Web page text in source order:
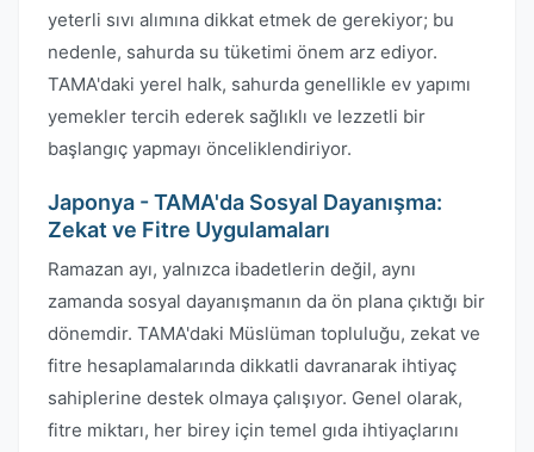
yeterli sıvı alımına dikkat etmek de gerekiyor; bu
nedenle, sahurda su tüketimi önem arz ediyor.
TAMA'daki yerel halk, sahurda genellikle ev yapımı
yemekler tercih ederek sağlıklı ve lezzetli bir
başlangıç yapmayı önceliklendiriyor.
Japonya - TAMA'da Sosyal Dayanışma:
Zekat ve Fitre Uygulamaları
Ramazan ayı, yalnızca ibadetlerin değil, aynı
zamanda sosyal dayanışmanın da ön plana çıktığı bir
dönemdir. TAMA'daki Müslüman topluluğu, zekat ve
fitre hesaplamalarında dikkatli davranarak ihtiyaç
sahiplerine destek olmaya çalışıyor. Genel olarak,
fitre miktarı, her birey için temel gıda ihtiyaçlarını